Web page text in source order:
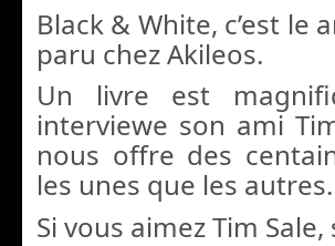
Black & White, c’est
paru chez Akileos.
Un livre est
interviewe son ami
nous offre des
les unes que les autres.
Si vous aimez Tim